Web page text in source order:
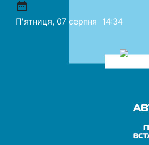
date_range
П'ятниця, 07 серпня 14:34